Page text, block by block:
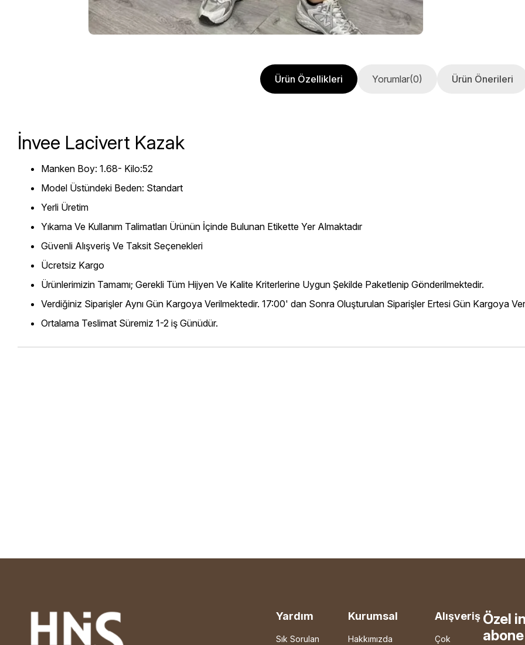
Ürün Özellikleri Yorumlar(0) Ürün Önerileri
İnvee Lacivert Kazak
Manken Boy: 1.68- Kilo:52
Model Üstündeki Beden: Standart
Yerli Üretim
Yıkama Ve Kullanım Talimatları Ürünün İçinde Bulunan Etikette Yer Almaktadır
Güvenli Alışveriş Ve Taksit Seçenekleri
Ücretsiz Kargo
Ürünlerimizin Tamamı; Gerekli Tüm Hijyen Ve Kalite Kriterlerine Uygun Şekilde Paketlenip Gönderilmektedir.
Verdiğiniz Siparişler Aynı Gün Kargoya Verilmektedir. 17:00' dan Sonra Oluşturulan Siparişler Ertesi Gün Kargoya
Ortalama Teslimat Süremiz 1-2 iş Günüdür.
Yardım
Sık Sorulan
Kurumsal
Hakkımızda
Alışveriş
Çok
Özel